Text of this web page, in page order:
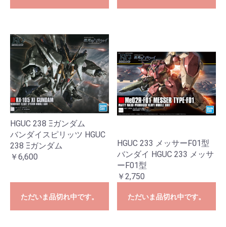
HGUC 238 Ξガンダム
バンダイスピリッツ HGUC
238 Ξガンダム
￥6,600
ただいま品切れ中です。
HGUC 233 メッサーF01型
バンダイ HGUC 233 メッサ
ーF01型
￥2,750
ただいま品切れ中です。